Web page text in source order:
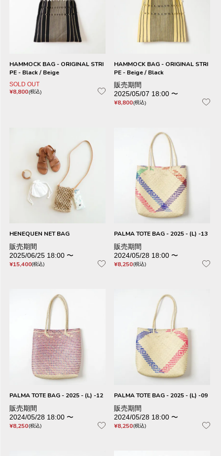
HAMMOCK BAG - ORIGINAL STRI
PE - Black / Beige
SOLD OUT
¥8,800 税込
HAMMOCK BAG - ORIGINAL STRI
PE - Beige / Black
販売期間
2025/05/07 18:00 〜
¥8,800 税込
HENEQUEN NET BAG
販売期間
2025/06/25 18:00 〜
¥15,400 税込
PALMA TOTE BAG - 2025 - (L) -13
販売期間
2024/05/28 18:00 〜
¥8,250 税込
PALMA TOTE BAG - 2025 - (L) -12
販売期間
2024/05/28 18:00 〜
¥8,250 税込
PALMA TOTE BAG - 2025 - (L) -09
販売期間
2024/05/28 18:00 〜
¥8,250 税込